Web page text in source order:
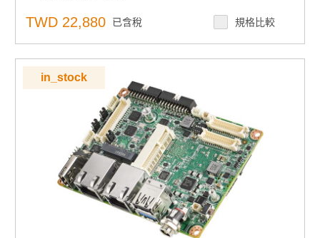
RS-232 模組）
智慧管理：支援 iManager、軟體 API、WISE-
DeviceOn、EdgeAI 套件
TWD 22,880 已含稅 規格比較
in_stock